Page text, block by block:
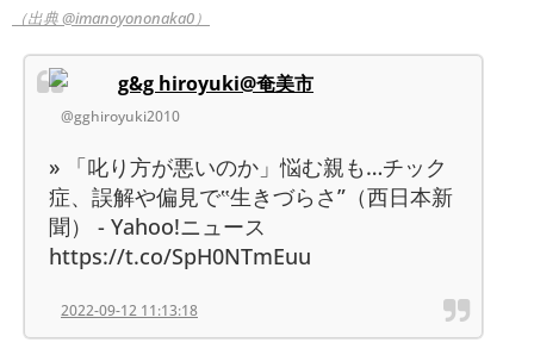
（出典 @imanoyononaka0）
g&g hiroyuki@奄美市
@gghiroyuki2010
» 「叱り方が悪いのか」悩む親も…チック
症、誤解や偏見で‟生きづらさ”（西日本新
聞） - Yahoo!ニュース
https://t.co/SpH0NTmEuu
2022-09-12 11:13:18